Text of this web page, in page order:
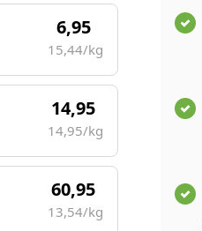
6,95
15,44/kg
14,95
14,95/kg
60,95
13,54/kg